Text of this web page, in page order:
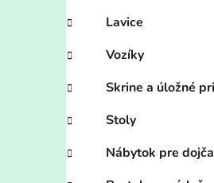
Lavice
Vozíky
Skrine a úložné
Stoly
Nábytok pre